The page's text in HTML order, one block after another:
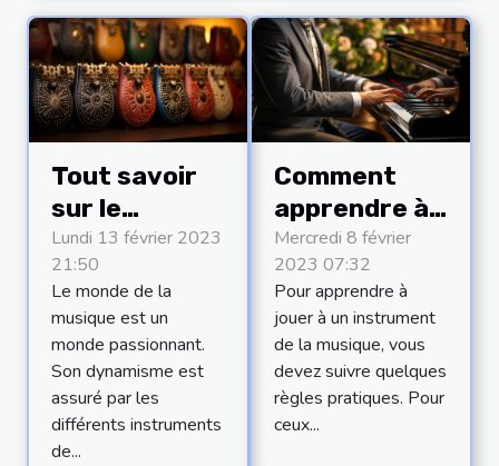
Tout savoir
sur le
Kalimba
Lundi 13 février 2023
21:50
Le monde de la
musique est un
monde passionnant.
Son dynamisme est
assuré par les
différents instruments
de...
Comment
apprendre à
jouer au
piano ?
Mercredi 8 février
2023 07:32
Pour apprendre à
jouer à un instrument
de la musique, vous
devez suivre quelques
règles pratiques. Pour
ceux...